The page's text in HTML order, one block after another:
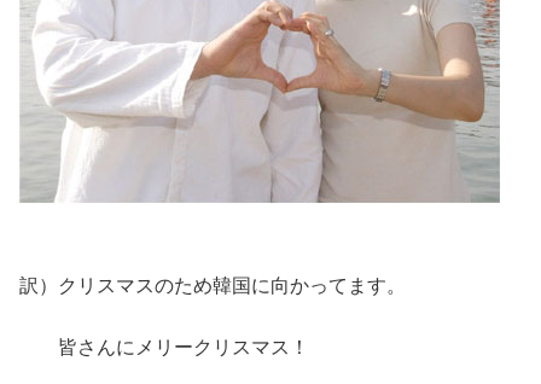
訳）クリスマスのため韓国に向かってます。
皆さんにメリークリスマス！